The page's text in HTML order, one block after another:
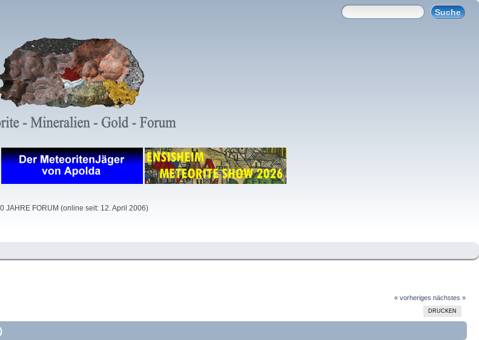
JAHRE FORUM (online seit: 12. April 2006)
« vorheriges nächstes »
DRUCKEN